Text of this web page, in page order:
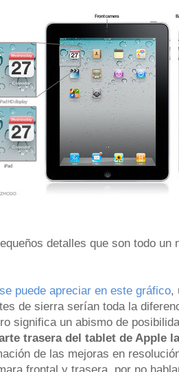
detalles que son todo un
puede apreciar en este gráfico,
de sierra serían toda la
significa un abismo de
trasera del tablet de Apple
de las mejoras en
frontal y trasera, por no